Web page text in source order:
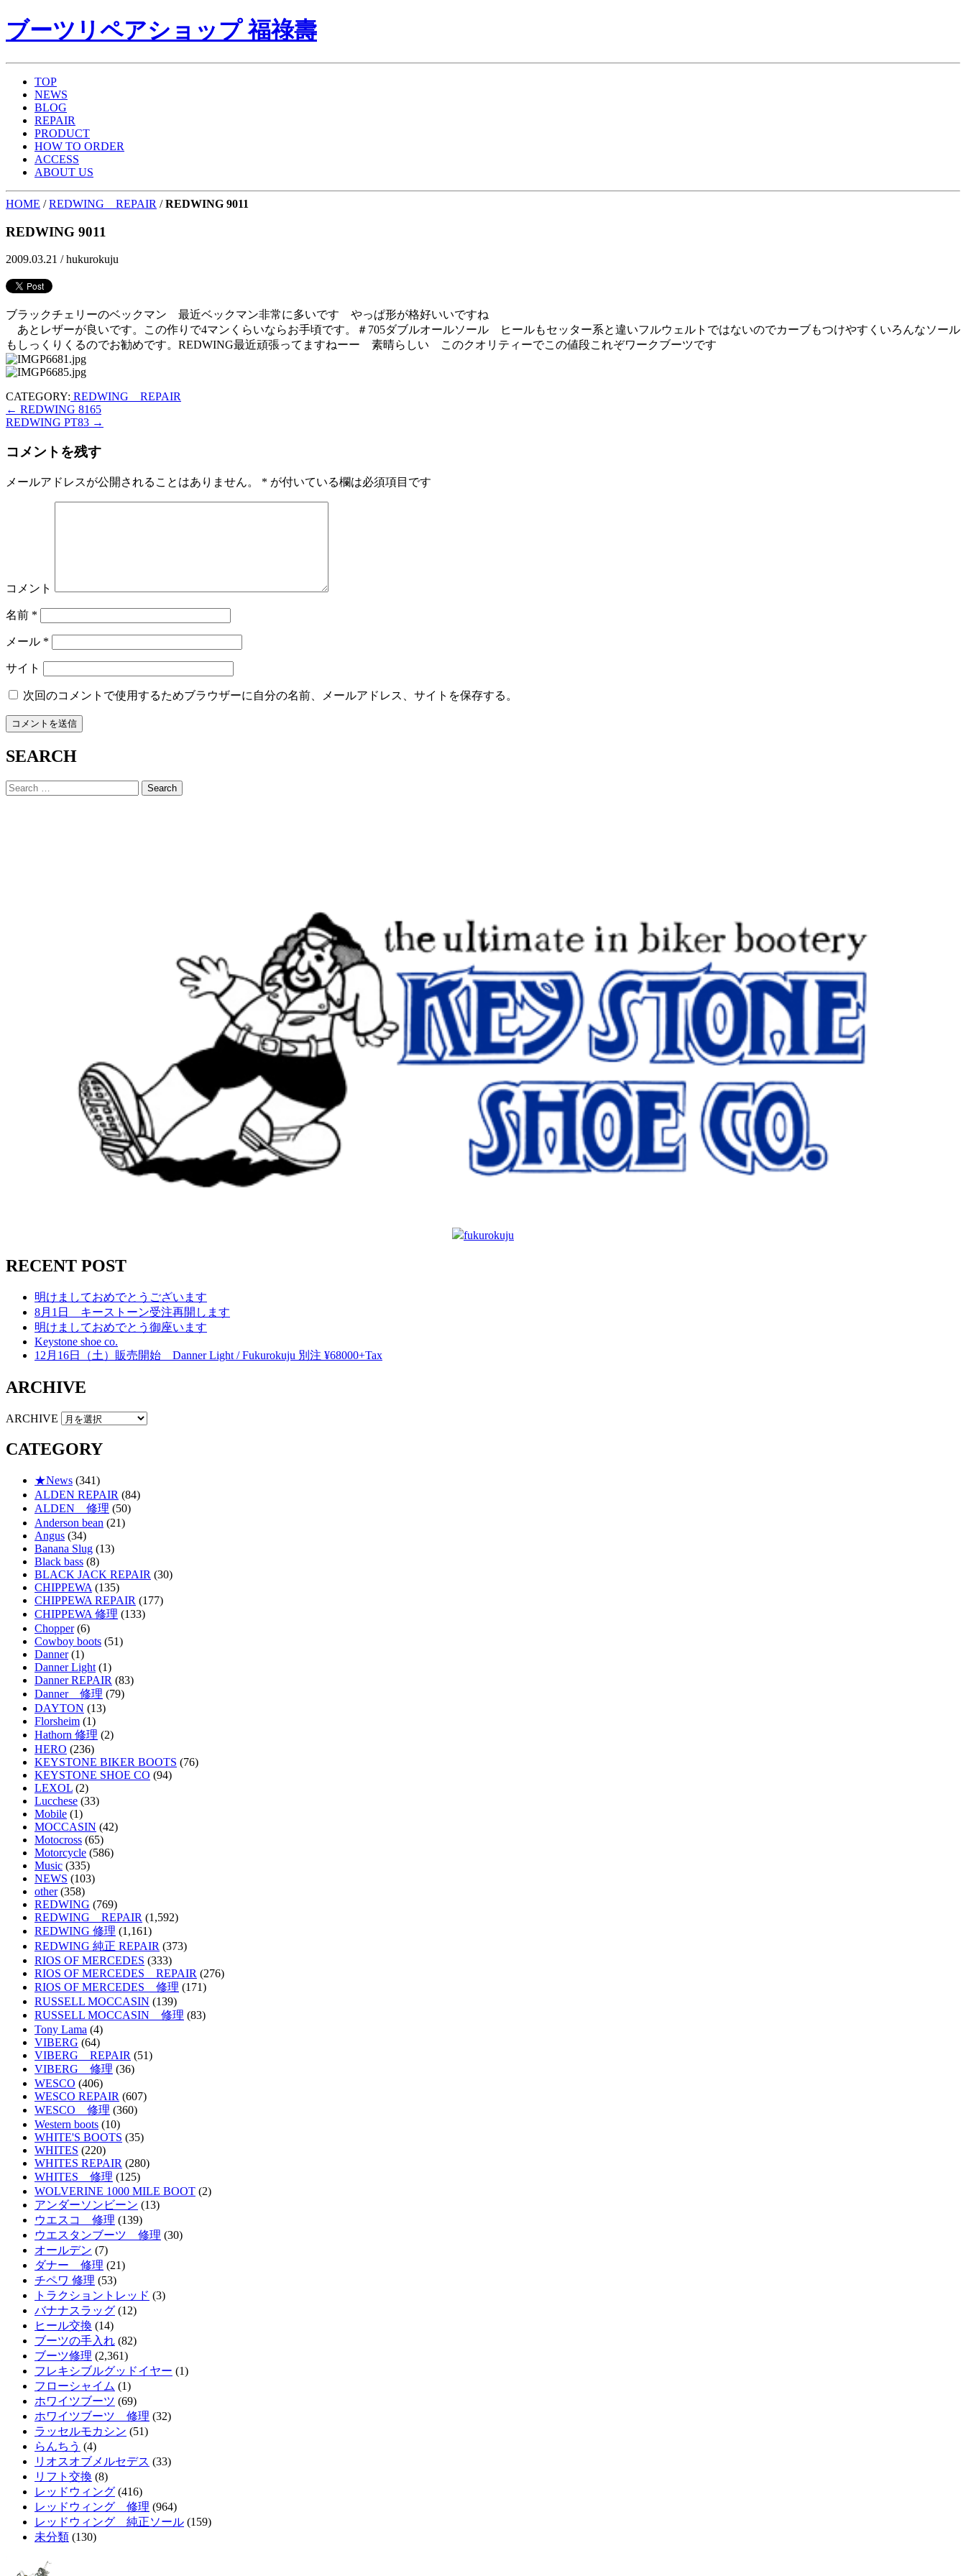
ブーツリペアショップ 福祿壽
TOP
NEWS
BLOG
REPAIR
PRODUCT
HOW TO ORDER
ACCESS
ABOUT US
HOME /REDWING REPAIR /REDWING 9011
REDWING 9011
2009.03.21 /hukurokuju
ブラックチェリーのベックマン 最近ベックマン非常に多いです やっぱ形が格好いいですね
あとレザーが良いです。この作りで4マンくらいならお手頃です。＃705ダブルオールソール ヒールもセッター系と違いフルウェルトではないのでカーブもつけやすくいろんなソール
もしっくりくるのでお勧めです。REDWING最近頑張ってますねーー 素晴らしい このクオリティーでこの値段これぞワークブーツです
CATEGORY: REDWING REPAIR
← REDWING 8165
REDWING PT83 →
コメントを残す
メールアドレスが公開されることはありません。 * が付いている欄は必須項目です
コメント
名前 *
メール *
サイト
次回のコメントで使用するためブラウザーに自分の名前、メールアドレス、サイトを保存する。
SEARCH
fukurokuju
RECENT POST
明けましておめでとうございます
8月1日 キーストーン受注再開します
明けましておめでとう御座います
Keystone shoe co.
12月16日（土）販売開始 Danner Light / Fukurokuju 別注 ¥68000+Tax
ARCHIVE
ARCHIVE
CATEGORY
★News (341)
ALDEN REPAIR (84)
ALDEN 修理 (50)
Anderson bean (21)
Angus (34)
Banana Slug (13)
Black bass (8)
BLACK JACK REPAIR (30)
CHIPPEWA (135)
CHIPPEWA REPAIR (177)
CHIPPEWA 修理 (133)
Chopper(6)
Cowboy boots (51)
Danner(1)
Danner Light (1)
Danner REPAIR (83)
Danner 修理 (79)
DAYTON (13)
Florsheim (1)
Hathorn 修理 (2)
HERO (236)
KEYSTONE BIKER BOOTS (76)
KEYSTONE SHOE CO (94)
LEXOL (2)
Lucchese (33)
Mobile (1)
MOCCASIN (42)
Motocross (65)
Motorcycle (586)
Music (335)
NEWS (103)
other(358)
REDWING (769)
REDWING REPAIR (1,592)
REDWING 修理 (1,161)
REDWING 純正 REPAIR (373)
RIOS OF MERCEDES (333)
RIOS OF MERCEDES REPAIR (276)
RIOS OF MERCEDES 修理 (171)
RUSSELL MOCCASIN (139)
RUSSELL MOCCASIN 修理 (83)
Tony Lama (4)
VIBERG (64)
VIBERG REPAIR (51)
VIBERG 修理 (36)
WESCO (406)
WESCO REPAIR (607)
WESCO 修理 (360)
Western boots (10)
WHITE'S BOOTS (35)
WHITES (220)
WHITES REPAIR (280)
WHITES 修理 (125)
WOLVERINE 1000 MILE BOOT (2)
アンダーソンビーン (13)
ウエスコ 修理 (139)
ウエスタンブーツ 修理 (30)
オールデン (7)
ダナー 修理 (21)
チペワ 修理 (53)
トラクショントレッド (3)
バナナスラッグ (12)
ヒール交換 (14)
ブーツの手入れ (82)
ブーツ修理 (2,361)
フレキシブルグッドイヤー (1)
フローシャイム (1)
ホワイツブーツ (69)
ホワイツブーツ 修理 (32)
ラッセルモカシン (51)
らんちう (4)
リオスオブメルセデス (33)
リフト交換 (8)
レッドウィング (416)
レッドウィング 修理 (964)
レッドウィング 純正ソール (159)
未分類 (130)